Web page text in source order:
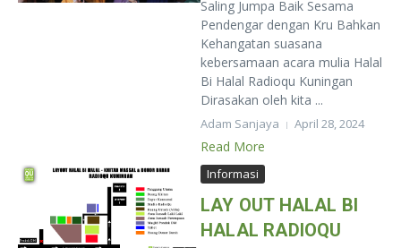
Saling Jumpa Baik Sesama
Pendengar dengan Kru Bahkan
Kehangatan suasana
kebersamaan acara mulia Halal
Bi Halal Radioqu Kuningan
Dirasakan oleh kita ...
Adam Sanjaya April 28, 2024
Read More
Informasi
LAY OUT HALAL BI
HALAL RADIOQU